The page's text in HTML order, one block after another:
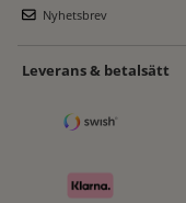
Nyhetsbrev
Leverans & betalsätt